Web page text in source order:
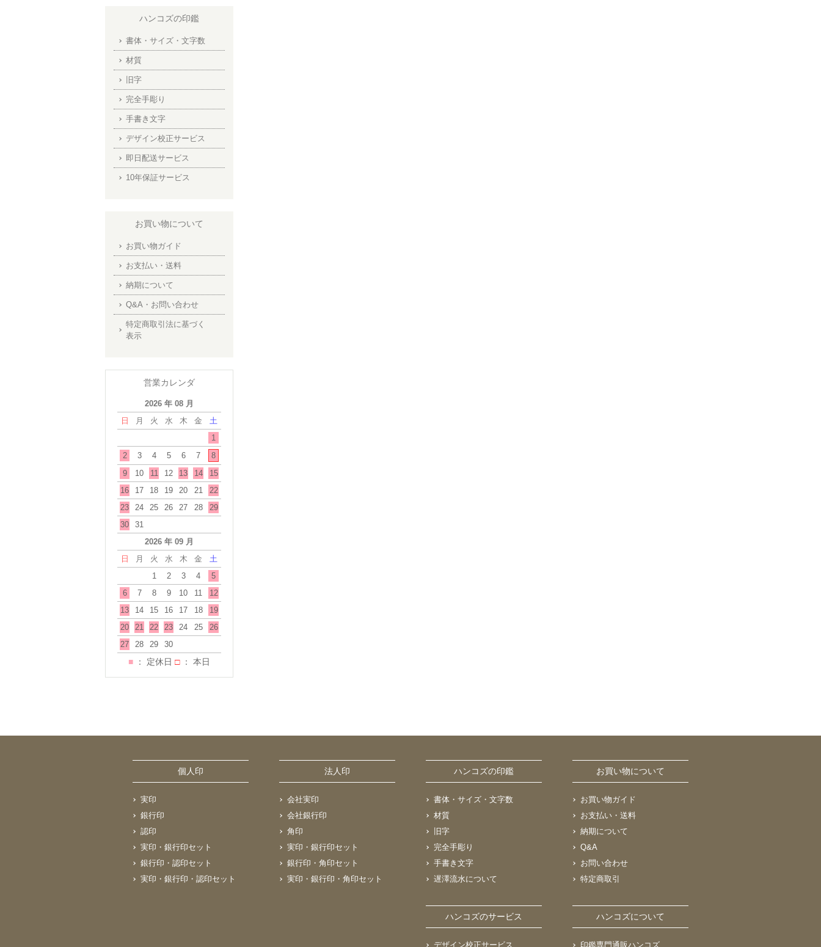
ハンコズの印鑑
書体・サイズ・文字数
材質
旧字
完全手彫り
手書き文字
デザイン校正サービス
即日配送サービス
10年保証サービス
お買い物について
お買い物ガイド
お支払い・送料
納期について
Q&A・お問い合わせ
特定商取引法に基づく
表示
営業カレンダ
2026 年 08 月
日
月 火 水 木 金
土
1
2
3 4 5 6 7
8
9
10 11 12 13 14
15
16
17 18 19 20 21
22
23
24 25 26 27 28
29
30
31
2026 年 09 月
日
月 火 水 木 金
土
1
2 3 4
5
6
7 8 9 10 11
12
13
14 15 16 17 18
19
20
21 22 23 24 25
26
27
28 29 30
■ ： 定休日 □： 本日
個人印
実印
銀行印
認印
実印・銀行印セット
銀行印・認印セット
実印・銀行印・認印セット
法人印
会社実印
会社銀行印
角印
実印・銀行印セット
銀行印・角印セット
実印・銀行印・角印セット
ハンコズの印鑑
書体・サイズ・文字数
材質
旧字
完全手彫り
手書き文字
遅澤流水について
お買い物について
お買い物ガイド
お支払い・送料
納期について
Q&A
お問い合わせ
特定商取引
ハンコズのサービス
デザイン校正サービス
ハンコズについて
印鑑専門通販ハンコズ